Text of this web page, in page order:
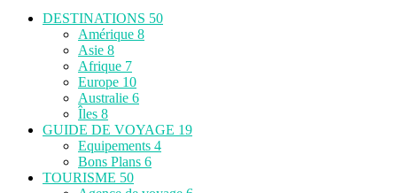
DESTINATIONS 50
Amérique 8
Asie 8
Afrique 7
Europe 10
Australie 6
Îles 8
GUIDE DE VOYAGE 19
Equipements 4
Bons Plans 6
TOURISME 50